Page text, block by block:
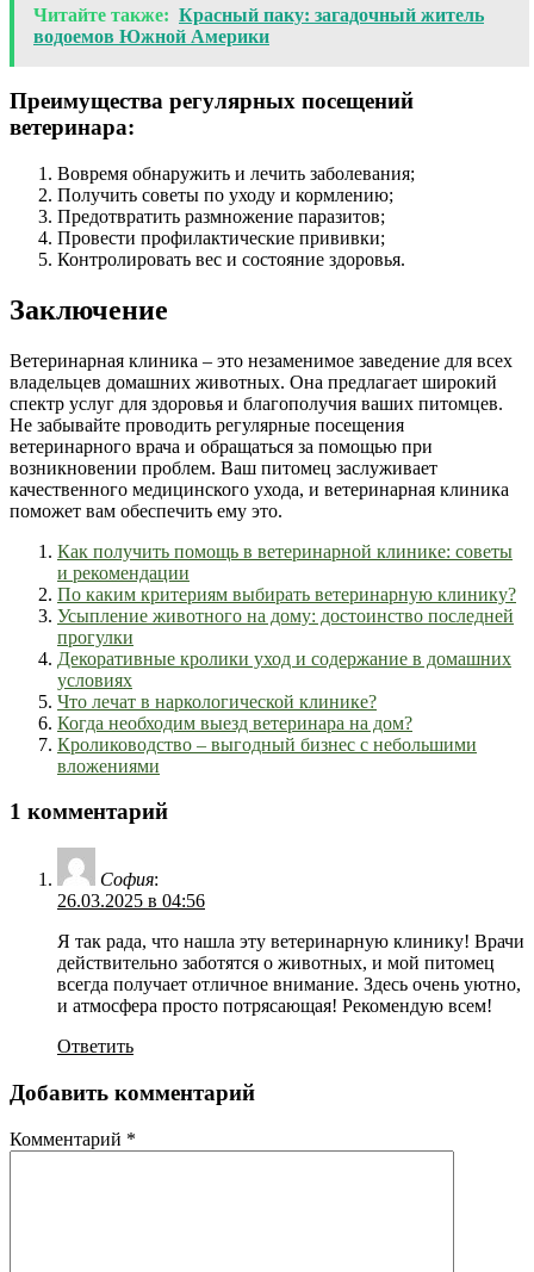
Читайте также: Красный паку: загадочный житель
водоемов Южной Америки
Преимущества регулярных посещений
ветеринара:
Вовремя обнаружить и лечить заболевания;
Получить советы по уходу и кормлению;
Предотвратить размножение паразитов;
Провести профилактические прививки;
Контролировать вес и состояние здоровья.
Заключение
Ветеринарная клиника – это незаменимое заведение для всех
владельцев домашних животных. Она предлагает широкий
спектр услуг для здоровья и благополучия ваших питомцев.
Не забывайте проводить регулярные посещения
ветеринарного врача и обращаться за помощью при
возникновении проблем. Ваш питомец заслуживает
качественного медицинского ухода, и ветеринарная клиника
поможет вам обеспечить ему это.
Как получить помощь в ветеринарной клинике: советы
и рекомендации
По каким критериям выбирать ветеринарную клинику?
Усыпление животного на дому: достоинство последней
прогулки
Декоративные кролики уход и содержание в домашних
условиях
Что лечат в наркологической клинике?
Когда необходим выезд ветеринара на дом?
Кролиководство – выгодный бизнес с небольшими
вложениями
1 комментарий
София:
26.03.2025 в 04:56
Я так рада, что нашла эту ветеринарную клинику! Врачи
действительно заботятся о животных, и мой питомец
всегда получает отличное внимание. Здесь очень уютно,
и атмосфера просто потрясающая! Рекомендую всем!
Ответить
Добавить комментарий
Комментарий *